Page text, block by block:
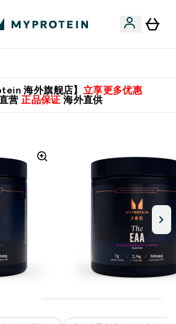
海外旗舰店】 立享更多优惠
营 正品保证 海外直供